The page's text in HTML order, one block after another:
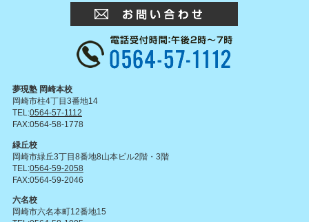
夢現塾 岡崎本校
岡崎市柱4丁目3番地14
TEL:0564-57-1112
FAX:0564-58-1778
緑丘校
岡崎市緑丘3丁目8番地8山本ビル2階・3階
TEL:0564-59-2058
FAX:0564-59-2046
六名校
岡崎市六名本町12番地15